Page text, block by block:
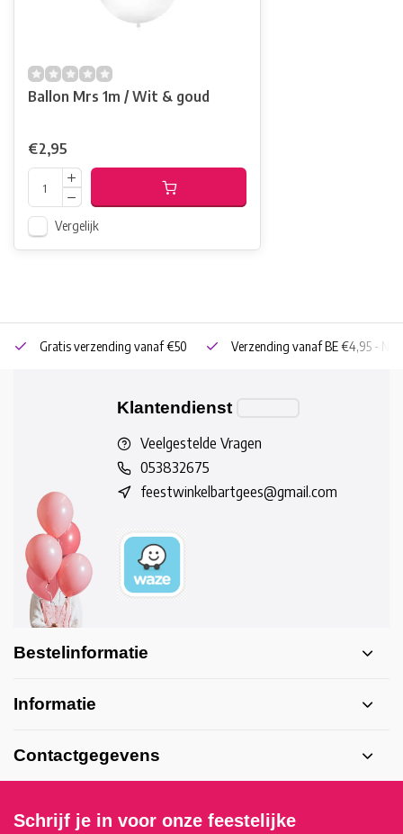
Ballon Mrs 1m / Wit & goud
€2,95
Vergelijk
Gratis verzending vanaf €50 Verzending vanaf BE €4,95 - NL
Klantendienst
Veelgestelde Vragen
053832675
feestwinkelbartgees@gmail.com
Bestelinformatie
Informatie
Contactgegevens
Schrijf je in voor onze feestelijke